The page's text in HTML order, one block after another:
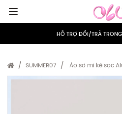
MIỄN PHÍ VẬN CHUYỂN
HỖ TRỢ ĐỔI/TRẢ
MIỄN PHÍ VẬN CHUYỂN
SUMMER07 Áo sơ mi kẻ sọc